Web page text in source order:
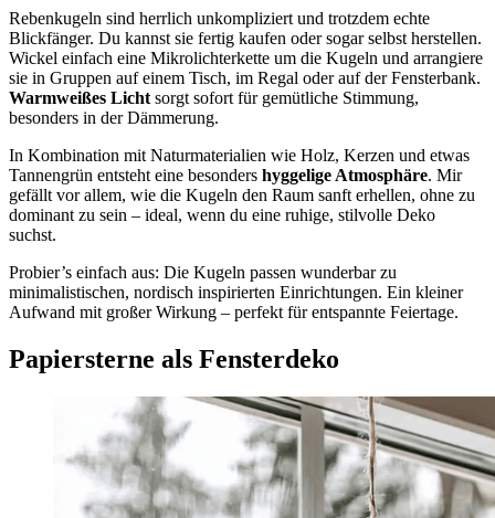
Rebenkugeln sind herrlich unkompliziert und trotzdem echte
Blickfänger. Du kannst sie fertig kaufen oder sogar selbst herstellen.
Wickel einfach eine Mikrolichterkette um die Kugeln und arrangiere
sie in Gruppen auf einem Tisch, im Regal oder auf der Fensterbank.
Warmweißes Licht sorgt sofort für gemütliche Stimmung,
besonders in der Dämmerung.
In Kombination mit Naturmaterialien wie Holz, Kerzen und etwas
Tannengrün entsteht eine besonders hyggelige Atmosphäre. Mir
gefällt vor allem, wie die Kugeln den Raum sanft erhellen, ohne zu
dominant zu sein – ideal, wenn du eine ruhige, stilvolle Deko
suchst.
Probier’s einfach aus: Die Kugeln passen wunderbar zu
minimalistischen, nordisch inspirierten Einrichtungen. Ein kleiner
Aufwand mit großer Wirkung – perfekt für entspannte Feiertage.
Papiersterne als Fensterdeko